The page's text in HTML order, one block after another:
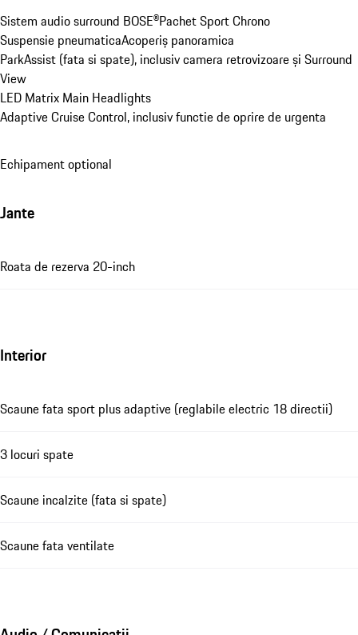
Sistem audio surround BOSE®Pachet Sport Chrono
Suspensie pneumaticaAcoperiș panoramica
ParkAssist (fata si spate), inclusiv camera retrovizoare și Surround
View
LED Matrix Main Headlights
Adaptive Cruise Control, inclusiv functie de oprire de urgenta
Echipament optional
Jante
Roata de rezerva 20-inch
Interior
Scaune fata sport plus adaptive (reglabile electric 18 directii)
3 locuri spate
Scaune incalzite (fata si spate)
Scaune fata ventilate